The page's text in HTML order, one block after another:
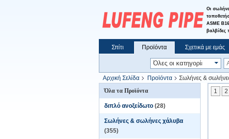
Οι
ASME
βαλβίδες
Σπίτι Προϊόντα Σχετικά με εμάς
Αρχική Σελίδα Προϊόντα
Σωλήνες &
Όλα τα Προϊόντα
διπλό ανοξείδωτο (28)
Σωλήνες & σωλήνες χάλυβα
(355)
1 2